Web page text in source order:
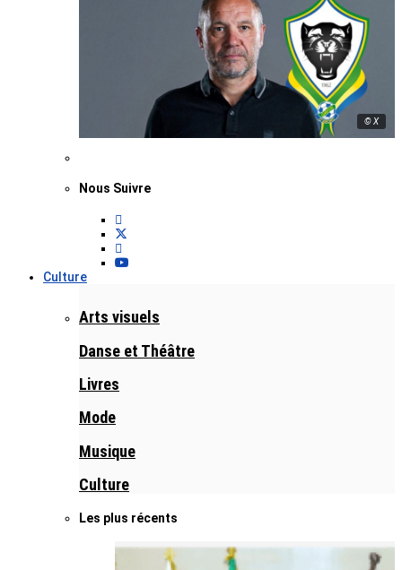
© X
Nous Suivre
Culture
Arts visuels
Danse et Théâtre
Livres
Mode
Musique
Culture
Les plus récents